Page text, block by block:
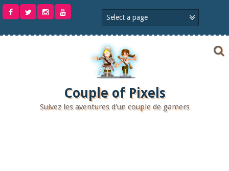
Aller
Couple of Pixels
Suivez les aventures d'un couple de gamers